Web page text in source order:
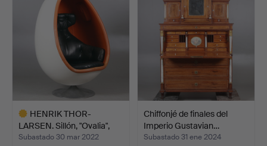
HENRIK THOR-
LARSEN. Sillón, "Ovalia",
Staf…
Subastado 30 mar 2022
Chiffonjé de finales del
Imperio Gustavian…
Subastado 31 ene 2024